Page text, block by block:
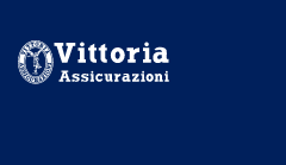
menu
contenuto
footer